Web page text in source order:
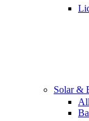
Solar &